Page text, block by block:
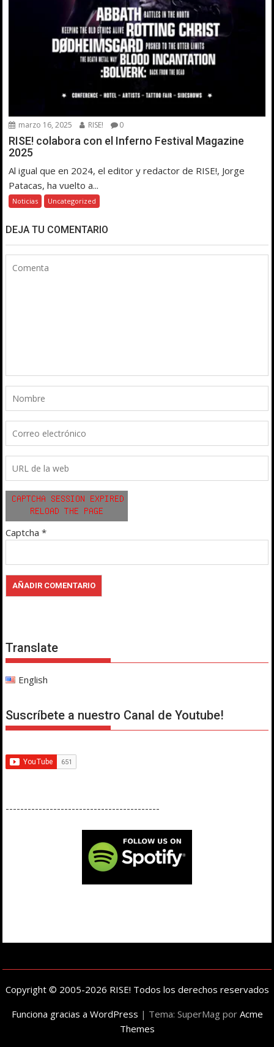
marzo 16, 2025 RISE! 0
RISE! colabora con el Inferno Festival Magazine
2025
Al igual que en 2024, el editor y redactor de RISE!, Jorge
Patacas, ha vuelto a...
Noticias Uncategorized
DEJA TU COMENTARIO
Captcha *
Translate
English
Suscríbete a nuestro Canal de Youtube!
------------------------------------------
Copyright © 2005-2026 RISE! Todos los derechos reservados
Funciona gracias a WordPress | Tema: SuperMag por Acme
Themes